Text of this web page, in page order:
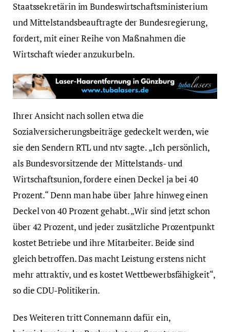
Staatssekretärin im Bundeswirtschaftsministerium
und Mittelstandsbeauftragte der Bundesregierung,
fordert, mit einer Reihe von Maßnahmen die
Wirtschaft wieder anzukurbeln.
Ihrer Ansicht nach sollen etwa die
Sozialversicherungsbeiträge gedeckelt werden, wie
sie den Sendern RTL und ntv sagte. „Ich persönlich,
als Bundesvorsitzende der Mittelstands- und
Wirtschaftsunion, fordere einen Deckel ja bei 40
Prozent.“ Denn man habe über Jahre hinweg einen
Deckel von 40 Prozent gehabt. „Wir sind jetzt schon
über 42 Prozent, und jeder zusätzliche Prozentpunkt
kostet Betriebe und ihre Mitarbeiter. Beide sind
gleich betroffen. Das macht Leistung erstens nicht
mehr attraktiv, und es kostet Wettbewerbsfähigkeit“,
so die CDU-Politikerin.
Des Weiteren tritt Connemann dafür ein,